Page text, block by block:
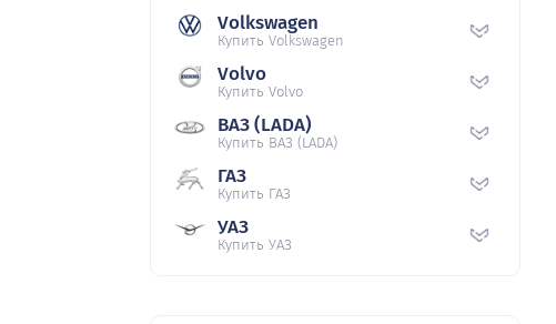
Volkswagen
Купить Volkswagen
Volvo
Купить Volvo
ВАЗ (LADA)
Купить ВАЗ (LADA)
ГАЗ
Купить ГАЗ
УАЗ
Купить УАЗ